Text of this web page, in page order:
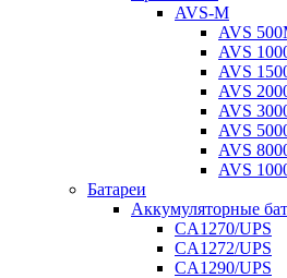
AVS-M
AVS
AVS
AVS
AVS
AVS
AVS
AVS
AVS
Батареи
Аккумуляторные
CA1270/UPS
CA1272/UPS
CA1290/UPS